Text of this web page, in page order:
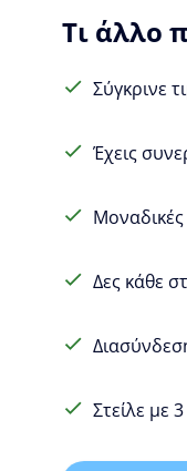
Τι άλλο
Σύγκρινε
Έχεις
Μοναδικές
Δες κάθε
Στείλε με